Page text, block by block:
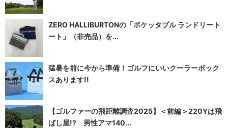
ZERO HALLIBURTONの「ポケッタブル ランドリート
ート」（非売品）を...
猛暑を前に今から準備！ゴルフにいいクーラーボック
スあります!!
【ゴルファーの飛距離調査2025】＜前編＞220Yは飛
ばし屋!? 男性アマ140...